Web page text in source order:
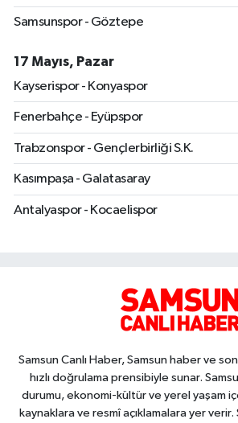
Samsunspor - Göztepe
17 Mayıs, Pazar
Kayserispor - Konyaspor
Fenerbahçe - Eyüpspor
Trabzonspor - Gençlerbirliği S.K.
Kasımpaşa - Galatasaray
Antalyaspor - Kocaelispor
Samsun Canlı Haber, Samsun haber ve
hızlı doğrulama prensibiyle sunar.
durumu, ekonomi-kültür ve yerel yaşam
kaynaklara ve resmî açıklamalara yer verir.